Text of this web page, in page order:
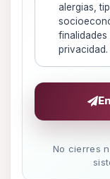
alergias,
privacidad.
No cierres